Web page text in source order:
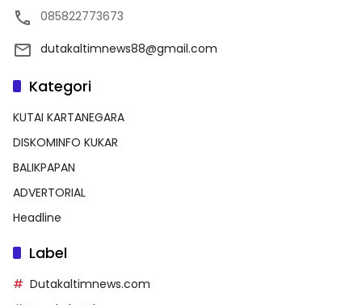
085822773673
dutakaltimnews88@gmail.com
Kategori
KUTAI KARTANEGARA
DISKOMINFO KUKAR
BALIKPAPAN
ADVERTORIAL
Headline
Label
Dutakaltimnews.com